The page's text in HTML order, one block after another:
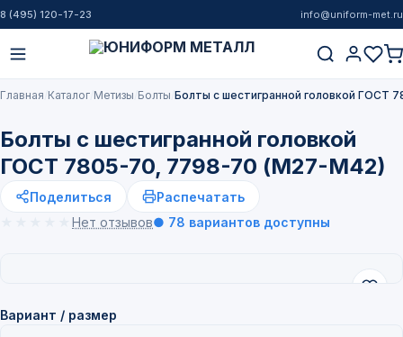
8 (495) 120-17-23 info@uniform-met.ru
Главная Каталог Метизы Болты Болты с шестигранной головкой
Болты с шестигранной головкой
ГОСТ 7805-70, 7798-70 (М27-М42)
Поделиться
Распечатать
Нет отзывов● 78 вариантов доступны
Вариант / размер